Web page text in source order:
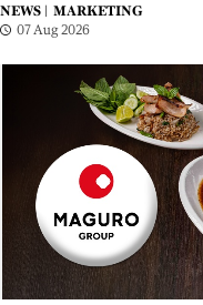
NEWS |
MARKETING
07 Aug 2026